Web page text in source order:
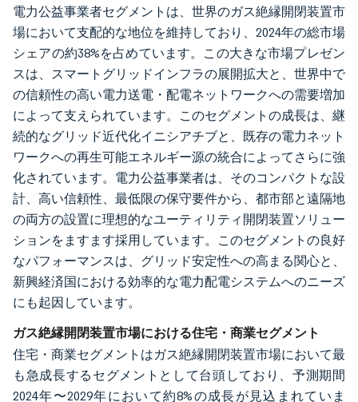
電力公益事業者セグメントは、世界のガス絶縁開閉装置市
場において支配的な地位を維持しており、2024年の総市場
シェアの約38%を占めています。この大きな市場プレゼン
スは、スマートグリッドインフラの展開拡大と、世界中で
の信頼性の高い電力送電・配電ネットワークへの需要増加
によって支えられています。このセグメントの成長は、継
続的なグリッド近代化イニシアチブと、既存の電力ネット
ワークへの再生可能エネルギー源の統合によってさらに強
化されています。電力公益事業者は、そのコンパクトな設
計、高い信頼性、最低限の保守要件から、都市部と遠隔地
の両方の設置に理想的なユーティリティ開閉装置ソリュー
ションをますます採用しています。このセグメントの良好
なパフォーマンスは、グリッド安定性への高まる関心と、
新興経済国における効率的な電力配電システムへのニーズ
にも起因しています。
ガス絶縁開閉装置市場における住宅・商業セグメント
住宅・商業セグメントはガス絶縁開閉装置市場において最
も急成長するセグメントとして台頭しており、予測期間
2024年〜2029年において約8%の成長が見込まれていま